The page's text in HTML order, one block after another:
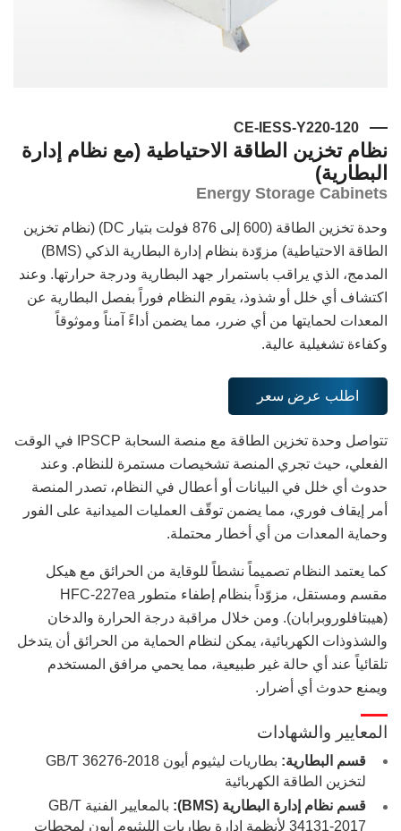
CE-IESS-Y220-120
نظام تخزين الطاقة الاحتياطية (مع نظام إدارة
البطارية)
Energy Storage Cabinets
وحدة تخزين الطاقة (600 إلى 876 فولت بتيار DC) (نظام تخزين
الطاقة الاحتياطية) مزوّدة بنظام إدارة البطارية الذكي (BMS)
المدمج، الذي يراقب باستمرار جهد البطارية ودرجة حرارتها. وعند
اكتشاف أي خلل أو شذوذ، يقوم النظام فوراً بفصل البطارية عن
المعدات لحمايتها من أي ضرر، مما يضمن أداءً آمناً وموثوقاً
وكفاءة تشغيلية عالية.
اطلب عرض سعر
تتواصل وحدة تخزين الطاقة مع منصة السحابة IPSCP في الوقت
الفعلي، حيث تجري المنصة تشخيصات مستمرة للنظام. وعند
حدوث أي خلل في البيانات أو أعطال في النظام، تصدر المنصة
أمر إيقاف فوري، مما يضمن توقّف العمليات الميدانية على الفور
وحماية المعدات من أي أخطار محتملة.
كما يعتمد النظام تصميماً نشطاً للوقاية من الحرائق مع هيكل
مقسم ومستقل، مزوّداً بنظام إطفاء متطور HFC-227ea
(هيبتافلوروبرابان). ومن خلال مراقبة درجة الحرارة والدخان
والشذوذات الكهربائية، يمكن لنظام الحماية من الحرائق أن يتدخل
تلقائياً عند أي حالة غير طبيعية، مما يحمي مرافق المستخدم
ويمنع حدوث أي أضرار.
المعايير والشهادات
قسم البطارية:
بطاريات ليثيوم أيون GB/T 36276-2018
لتخزين الطاقة الكهربائية
قسم نظام إدارة البطارية (BMS):
بالمعايير الفنية GB/T
34131-2017 لأنظمة إدارة بطاريات الليثيوم أيون لمحطات